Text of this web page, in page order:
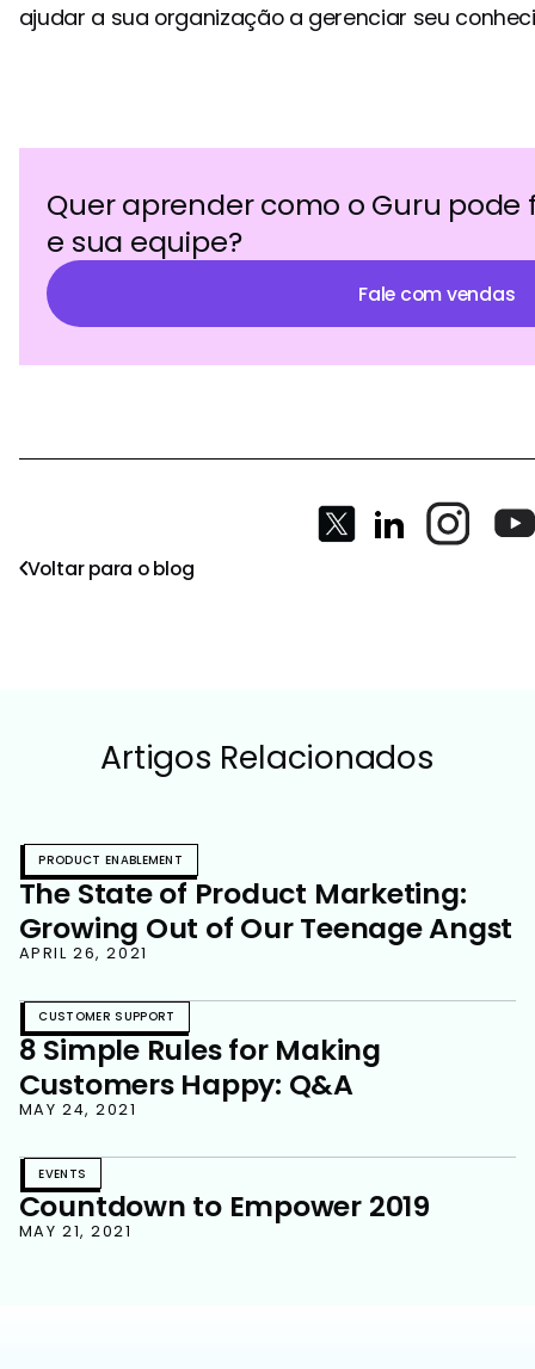
ajudar a sua organização a gerenciar seu
Quer aprender como o Guru
e sua equipe?
Fale com vendas
Voltar para o blog
Artigos Relacionados
PRODUCT ENABLEMENT
The State of Product Marketing:
Growing Out of Our Teenage Angst
APRIL 26, 2021
CUSTOMER SUPPORT
8 Simple Rules for Making
Customers Happy: Q&A
MAY 24, 2021
EVENTS
Countdown to Empower 2019
MAY 21, 2021